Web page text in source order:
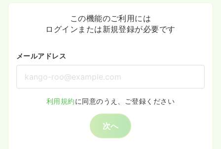
この機能のご利用には
ログインまたは新規登録が必要です
メールアドレス
利用規約に同意のうえ、ご登録ください
次へ